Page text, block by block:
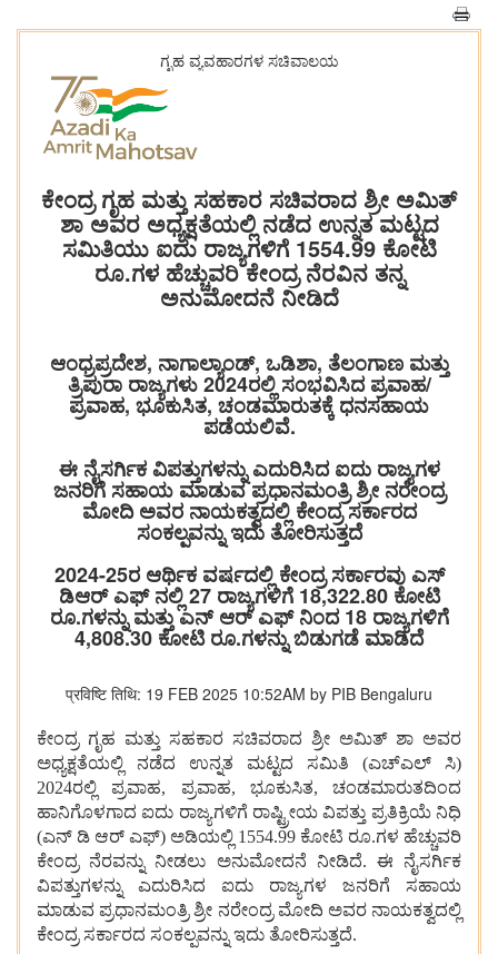
ಗೃಹ ವ್ಯವಹಾರಗಳ ಸಚಿವಾಲಯ
ಕೇಂದ್ರ ಗೃಹ ಮತ್ತು ಸಹಕಾರ ಸಚಿವರಾದ ಶ್ರೀ ಅಮಿತ್
ಶಾ ಅವರ ಅಧ್ಯಕ್ಷತೆಯಲ್ಲಿ ನಡೆದ ಉನ್ನತ ಮಟ್ಟದ
ಸಮಿತಿಯು ಐದು ರಾಜ್ಯಗಳಿಗೆ 1554.99 ಕೋಟಿ
ರೂ.ಗಳ ಹೆಚ್ಚುವರಿ ಕೇಂದ್ರ ನೆರವಿನ ತನ್ನ
ಅನುಮೋದನೆ ನೀಡಿದೆ
ಆಂಧ್ರಪ್ರದೇಶ, ನಾಗಾಲ್ಯಾಂಡ್, ಒಡಿಶಾ, ತೆಲಂಗಾಣ ಮತ್ತು
ತ್ರಿಪುರಾ ರಾಜ್ಯಗಳು 2024ರಲ್ಲಿ ಸಂಭವಿಸಿದ ಪ್ರವಾಹ/
ಪ್ರವಾಹ, ಭೂಕುಸಿತ, ಚಂಡಮಾರುತಕ್ಕೆ ಧನಸಹಾಯ
ಪಡೆಯಲಿವೆ.
ಈ ನೈಸರ್ಗಿಕ ವಿಪತ್ತುಗಳನ್ನು ಎದುರಿಸಿದ ಐದು ರಾಜ್ಯಗಳ
ಜನರಿಗೆ ಸಹಾಯ ಮಾಡುವ ಪ್ರಧಾನಮಂತ್ರಿ ಶ್ರೀ ನರೇಂದ್ರ
ಮೋದಿ ಅವರ ನಾಯಕತ್ವದಲ್ಲಿ ಕೇಂದ್ರ ಸರ್ಕಾರದ
ಸಂಕಲ್ಪವನ್ನು ಇದು ತೋರಿಸುತ್ತದೆ
2024-25ರ ಆರ್ಥಿಕ ವರ್ಷದಲ್ಲಿ ಕೇಂದ್ರ ಸರ್ಕಾರವು ಎಸ್
ಡಿಆರ್ ಎಫ್ ನಲ್ಲಿ 27 ರಾಜ್ಯಗಳಿಗೆ 18,322.80 ಕೋಟಿ
ರೂ.ಗಳನ್ನು ಮತ್ತು ಎನ್ ಆರ್ ಎಫ್ ನಿಂದ 18 ರಾಜ್ಯಗಳಿಗೆ
4,808.30 ಕೋಟಿ ರೂ.ಗಳನ್ನು ಬಿಡುಗಡೆ ಮಾಡಿದೆ
प्रविष्टि तिथि: 19 FEB 2025 10:52AM by PIB Bengaluru
ಕೇಂದ್ರ ಗೃಹ ಮತ್ತು ಸಹಕಾರ ಸಚಿವರಾದ ಶ್ರೀ ಅಮಿತ್ ಶಾ ಅವರ
ಅಧ್ಯಕ್ಷತೆಯಲ್ಲಿ ನಡೆದ ಉನ್ನತ ಮಟ್ಟದ ಸಮಿತಿ (ಎಚ್ಎಲ್ ಸಿ)
2024ರಲ್ಲಿ ಪ್ರವಾಹ, ಪ್ರವಾಹ, ಭೂಕುಸಿತ, ಚಂಡಮಾರುತದಿಂದ
ಹಾನಿಗೊಳಗಾದ ಐದು ರಾಜ್ಯಗಳಿಗೆ ರಾಷ್ಟ್ರೀಯ ವಿಪತ್ತು ಪ್ರತಿಕ್ರಿಯೆ ನಿಧಿ
(ಎನ್ ಡಿ ಆರ್ ಎಫ್) ಅಡಿಯಲ್ಲಿ 1554.99 ಕೋಟಿ ರೂ.ಗಳ ಹೆಚ್ಚುವರಿ
ಕೇಂದ್ರ ನೆರವನ್ನು ನೀಡಲು ಅನುಮೋದನೆ ನೀಡಿದೆ. ಈ ನೈಸರ್ಗಿಕ
ವಿಪತ್ತುಗಳನ್ನು ಎದುರಿಸಿದ ಐದು ರಾಜ್ಯಗಳ ಜನರಿಗೆ ಸಹಾಯ
ಮಾಡುವ ಪ್ರಧಾನಮಂತ್ರಿ ಶ್ರೀ ನರೇಂದ್ರ ಮೋದಿ ಅವರ ನಾಯಕತ್ವದಲ್ಲಿ
ಕೇಂದ್ರ ಸರ್ಕಾರದ ಸಂಕಲ್ಪವನ್ನು ಇದು ತೋರಿಸುತ್ತದೆ.